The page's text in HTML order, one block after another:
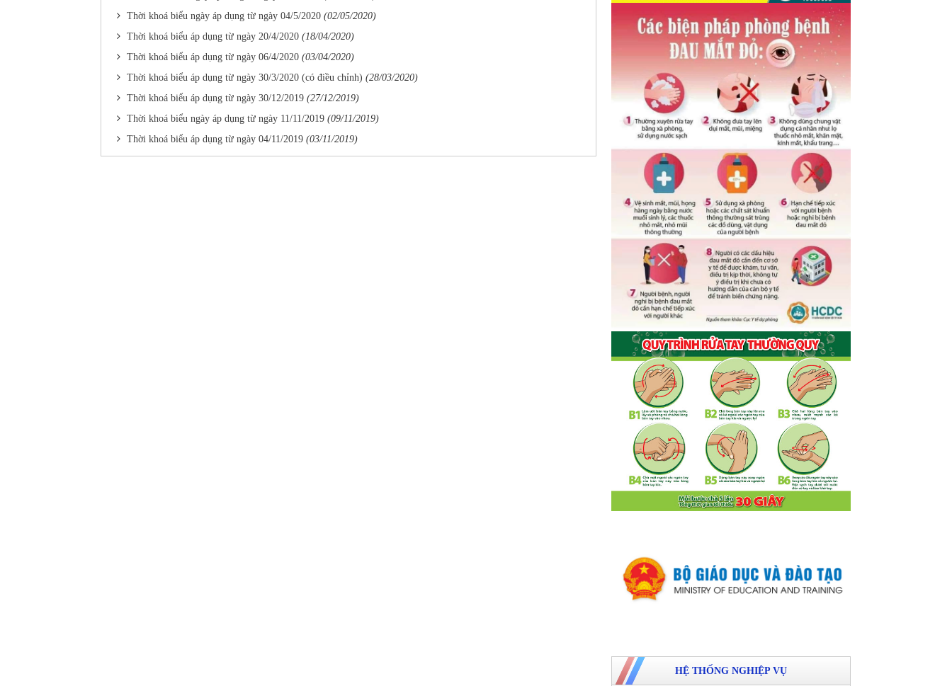
Thời khoá biểu ngày áp dụng từ ngày 04/5/2020 (02/05/2020)
Thời khoá biểu áp dụng từ ngày 20/4/2020 (18/04/2020)
Thời khoá biểu áp dụng từ ngày 06/4/2020 (03/04/2020)
Thời khoá biểu áp dụng từ ngày 30/3/2020 (có điều chỉnh) (28/03/2020)
Thời khoá biểu áp dụng từ ngày 30/12/2019 (27/12/2019)
Thời khoá biểu ngày áp dụng từ ngày 11/11/2019 (09/11/2019)
Thời khoá biểu áp dụng từ ngày 04/11/2019 (03/11/2019)
HỆ THỐNG NGHIỆP VỤ